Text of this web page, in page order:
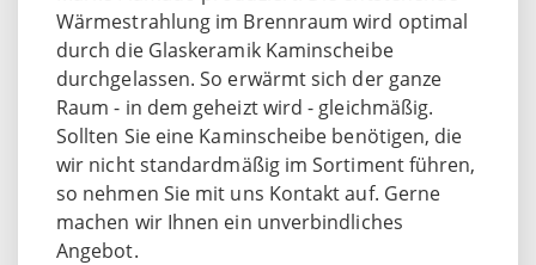
Wärmestrahlung im Brennraum wird optimal
durch die Glaskeramik Kaminscheibe
durchgelassen. So erwärmt sich der ganze
Raum - in dem geheizt wird - gleichmäßig.
Sollten Sie eine Kaminscheibe benötigen, die
wir nicht standardmäßig im Sortiment führen,
so nehmen Sie mit uns Kontakt auf. Gerne
machen wir Ihnen ein unverbindliches
Angebot.